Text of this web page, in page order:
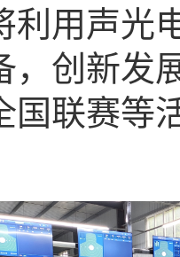
利用声光
，创新发
国联赛等